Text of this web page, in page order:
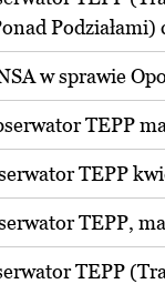
Podziałami)
w sprawie
TEPP
TEPP
TEPP,
TEPP